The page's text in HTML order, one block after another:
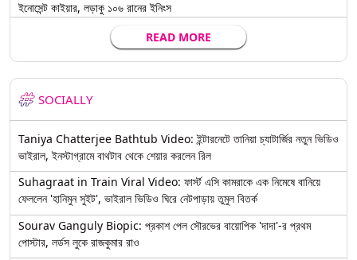
ইনোসেন্ট কাইয়ার, লড়াকু ১০৬ রানের ইনিংস
READ MORE
SOCIALLY
Taniya Chatterjee Bathtub Video: ইন্টারনেটে তানিয়া চ্যাটার্জির নতুন ভিডিও
ভাইরাল, ইনস্টাগ্রামে বাথটাব থেকে শেয়ার করলেন রিল
Suhagraat in Train Viral Video: ফার্স্ট এসি কামরাকে এক নিমেষে বানিয়ে
ফেললেন 'হানিমুন সুইট', ভাইরাল ভিডিও ঘিরে নেটপাড়ায় তুমুল বিতর্ক
Sourav Ganguly Biopic: প্রকাশ পেল সৌরভের বায়োপিক 'দাদা'-র প্রথম
পোস্টার, লর্ডস লুকে রাজকুমার রাও